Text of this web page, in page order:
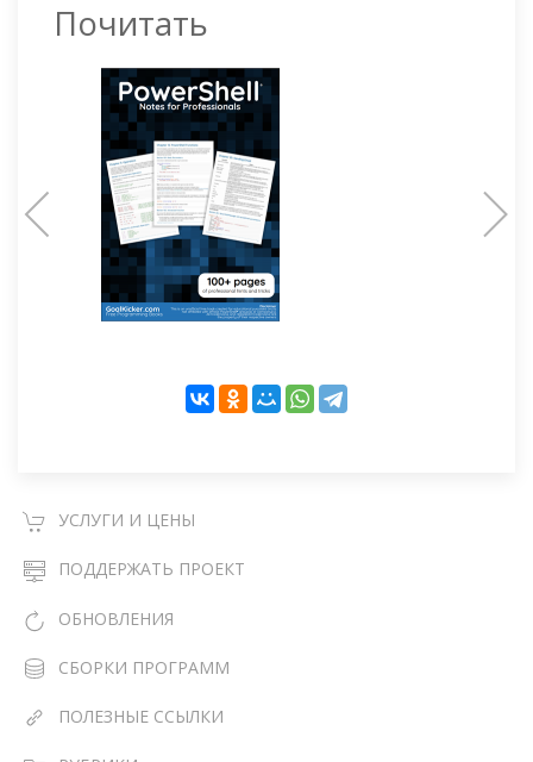
Почитать
УСЛУГИ И ЦЕНЫ
ПОДДЕРЖАТЬ ПРОЕКТ
ОБНОВЛЕНИЯ
СБОРКИ ПРОГРАММ
ПОЛЕЗНЫЕ ССЫЛКИ